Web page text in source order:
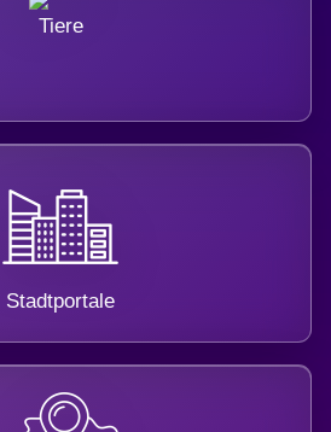
Tiere
Stadtportale